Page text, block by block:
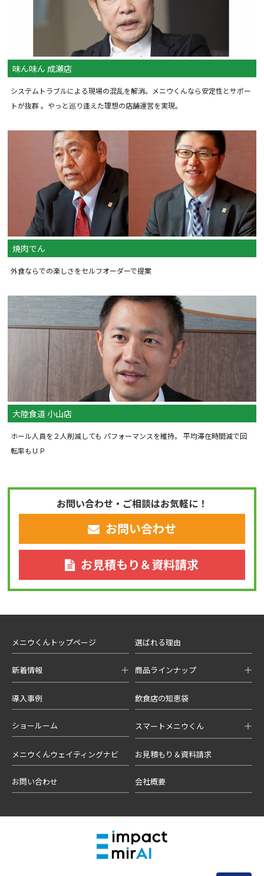
味ん味ん 成瀬店
システムトラブルによる現場の混乱を解消。メニウくんなら安定性とサポー
トが抜群 。やっと巡り逢えた理想の店舗運営を実現。
焼肉でん
外食ならでの楽しさをセルフオーダーで提案
大陸食道 小山店
ホール人員を２人削減しても パフォーマンスを維持。 平均滞在時間減で回
転率もＵＰ
お問い合わせ・ご相談はお気軽に！
お問い合わせ
お見積もり＆資料請求
メニウくんトップページ 選ばれる理由
新着情報 商品ラインナップ
導入事例 飲食店の知恵袋
ショールーム スマートメニウくん
メニウくんウェイティングナビ お見積もり＆資料請求
お問い合わせ 会社概要